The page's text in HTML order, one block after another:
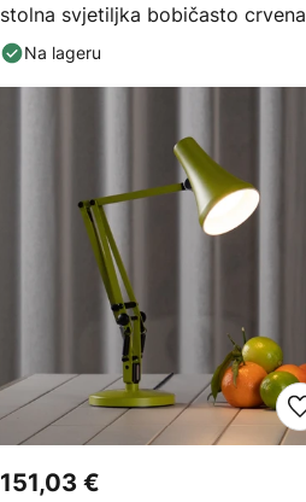
stolna svjetiljka bobičasto crvena
Na lageru
151,03 €